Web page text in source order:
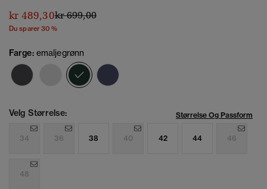
kr 489,30Pris nedsatt fra
kr 699,00til
Du sparer 30 %
Farge: emaljegrønn
valgt
Velg Størrelse: Størrelse Og Passform
34 36 38 40 42 44 46
48